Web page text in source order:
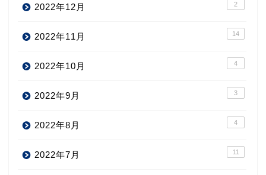
2022年12月 2
2022年11月 14
2022年10月 4
2022年9月 3
2022年8月 4
2022年7月 11